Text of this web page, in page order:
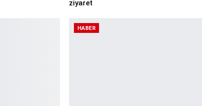
ziyaret
HABER